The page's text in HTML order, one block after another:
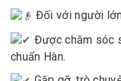
Đối với người
Được chăm sóc
chuẩn Hàn.